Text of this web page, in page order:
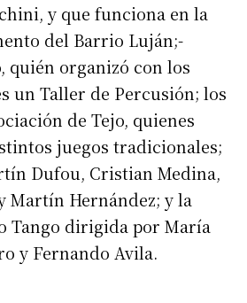
y que funciona en la
del Barrio Luján;-
quién organizó con los
un Taller de Percusión; los
de Tejo, quienes
juegos tradicionales;
Dufou, Cristian Medina,
Martín Hernández; y la
Tango dirigida por María
y Fernando Avila.